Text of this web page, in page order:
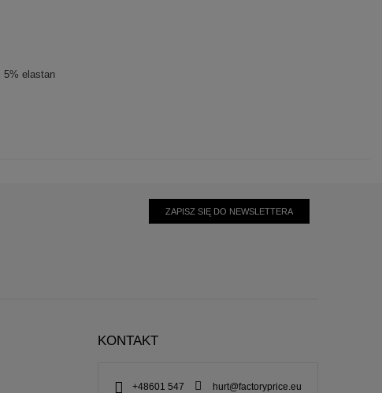
5% elastan
ZAPISZ SIĘ DO NEWSLETTERA
KONTAKT
+48601 547 hurt@factoryprice.eu